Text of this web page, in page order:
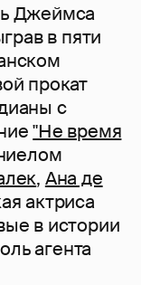
Джеймса
в пяти
прокат
с
"Не время
, Ана де
актриса
в истории
агента